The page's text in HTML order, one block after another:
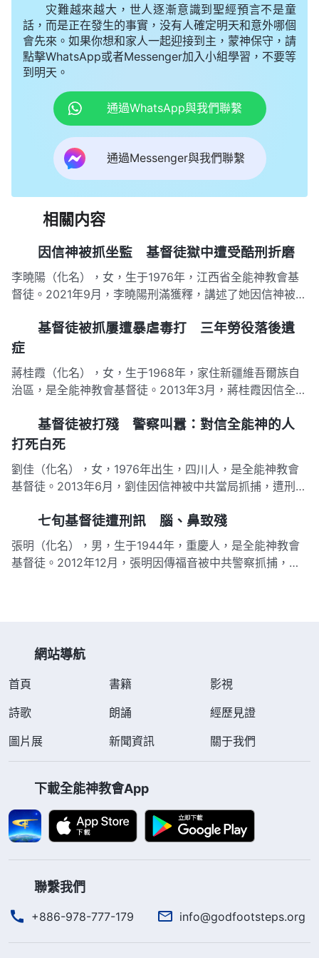
灾難越來越大，世人逐漸意識到聖經預言不是童
話，而是正在發生的事實，没有人確定明天和意外哪個
會先來。如果你想和家人一起迎接到主，蒙神保守，請
點擊WhatsApp或者Messenger加入小組學習，不要等
到明天。
通過WhatsApp與我們聯繫
通過Messenger與我們聯繫
相關内容
因信神被抓坐監 基督徒獄中遭受酷刑折磨
李曉陽（化名），女，生于1976年，江西省全能神教會基
督徒。2021年9月，李曉陽刑滿獲釋，講述了她因信神被捕
進李曉陽家中將其抓捕，關押一周後將其轉押至一酒店秘密
審訊七天七夜。審訊期間，警察一直令其站立，不許她睡
基督徒被抓屢遭暴虐毒打 三年勞役落後遺
症
蔣桂霞（化名），女，生于1968年，家住新疆維吾爾族自
治區，是全能神教會基督徒。2013年3月，蔣桂霞因信全能
毒打，被打得遍體鱗傷，留下數條重重叠叠的棍痕，還被關
進禁閉室。 2013年3月12日晚上，國保大隊的6個便衣警察
基督徒被打殘 警察叫囂：對信全能神的人
打死白死
劉佳（化名），女，1976年出生，四川人，是全能神教會
基督徒。2013年6月，劉佳因信神被中共當局抓捕，遭刑訊
年6月25日晚上，劉佳正在聚會，以王某為首的七八個便衣
警察以查暫住證為由敲門進屋，未出示任何證件就衝進房間
翻箱倒櫃…
七旬基督徒遭刑訊 腦、鼻致殘
張明（化名），男，生于1944年，重慶人，是全能神教會
基督徒。2012年12月，張明因傳福音被中共警察抓捕，并
網站導航
首頁 書籍
影視
詩歌
朗誦
經歷見證
圖片展
新聞資訊 關于我們
下載全能神教會App
聯繫我們
+886-978-777-179 info@godfootsteps.org